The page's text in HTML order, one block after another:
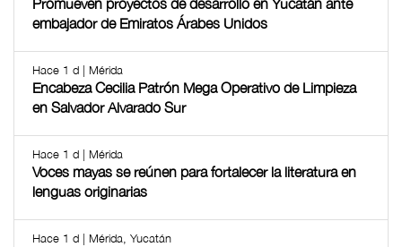
Promueven proyectos de desarrollo en Yucatán ante
embajador de Emiratos Árabes Unidos
Hace 1 d | Mérida
Encabeza Cecilia Patrón Mega Operativo de Limpieza
en Salvador Alvarado Sur
Hace 1 d | Mérida
Voces mayas se reúnen para fortalecer la literatura en
lenguas originarias
Hace 1 d | Mérida, Yucatán